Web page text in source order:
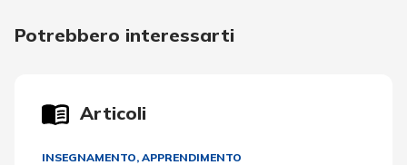
Potrebbero interessarti
Articoli
INSEGNAMENTO, APPRENDIMENTO